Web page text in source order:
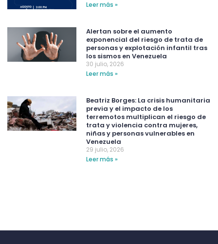
Leer más »
Alertan sobre el aumento
exponencial del riesgo de trata de
personas y explotación infantil tras
los sismos en Venezuela
30 julio, 2026
Leer más »
Beatriz Borges: La crisis humanitaria
previa y el impacto de los
terremotos multiplican el riesgo de
trata y violencia contra mujeres,
niñas y personas vulnerables en
Venezuela
29 julio, 2026
Leer más »